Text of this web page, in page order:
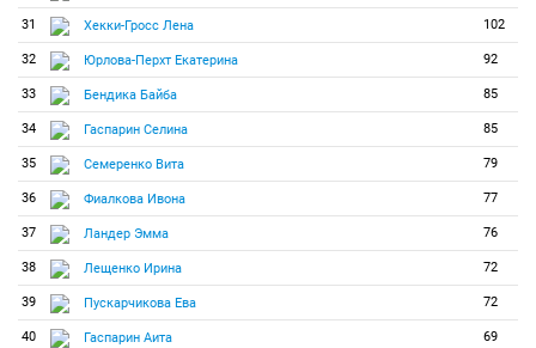
31 Хекки-Гросс Лена 102
32 Юрлова-Перхт Екатерина 92
33 Бендика Байба 85
34 Гаспарин Селина 85
35 Семеренко Вита 79
36 Фиалкова Ивона 77
37 Ландер Эмма 76
38 Лещенко Ирина 72
39 Пускарчикова Ева 72
40 Гаспарин Аита 69